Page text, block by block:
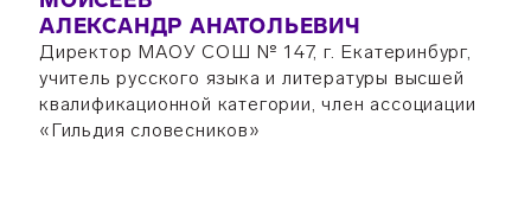
АЛЕКСАНДР АНАТОЛЬЕВИЧ
Директор МАОУ СОШ № 147, г. Екатеринбург,
учитель русского языка и литературы высшей
квалификационной категории, член ассоциации
«Гильдия словесников»